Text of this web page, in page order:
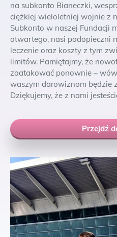
na subkonto Bianeczki,
ciężkiej wieloletniej wojnie z
Subkonto w naszej Fundacji
otwartego, nasi podopieczni
leczenie oraz koszty z tym
limitów. Pamiętajmy, że
zaatakować ponownie –
waszym darowiznom będzie
Dziękujemy, że z nami
Przejdź